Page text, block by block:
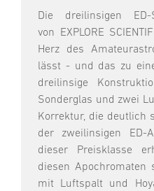
Die dreilinsigen ED-
von EXPLORE
Herz des
lässt - und das zu
dreilinsige
Sonderglas und zwei
Korrektur, die deutlich
der zweilinsigen
dieser Preisklasse
diesen Apochromaten
mit Luftspalt und